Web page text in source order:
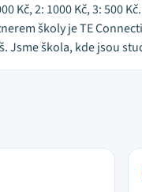
2: 1000 Kč, 3: 500
školy je TE
Jsme škola, kde jsou